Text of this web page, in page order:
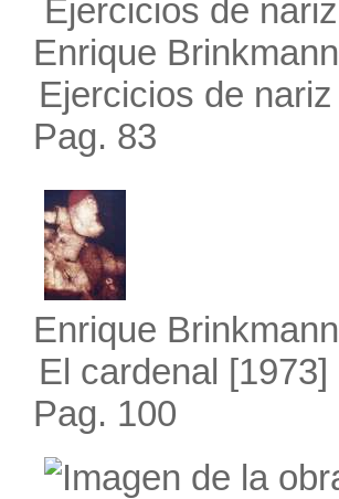
Enrique Brinkmann
Ejercicios de nariz
Pag. 83
Enrique Brinkmann
El cardenal [1973]
Pag. 100